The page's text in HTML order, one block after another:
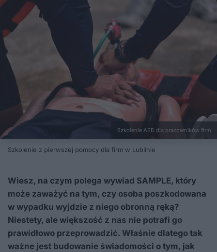
Szkolenie AED dla pracowników firm
Szkolenie z pierwszej pomocy dla firm w Lublinie
Wiesz, na czym polega wywiad SAMPLE, który
może zaważyć na tym, czy osoba poszkodowana
w wypadku wyjdzie z niego obronną ręką?
Niestety, ale większość z nas nie potrafi go
prawidłowo przeprowadzić. Właśnie dlatego tak
ważne jest budowanie świadomości o tym, jak